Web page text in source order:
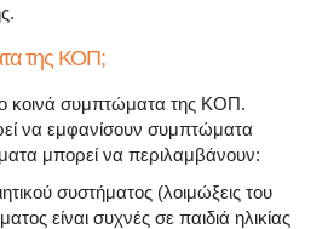
της ΚΟΠ;
κοινά συμπτώματα της ΚΟΠ.
να εμφανίσουν συμπτώματα
μπορεί να περιλαμβάνουν:
συστήματος (λοιμώξεις του
είναι συχνές σε παιδιά ηλικίας